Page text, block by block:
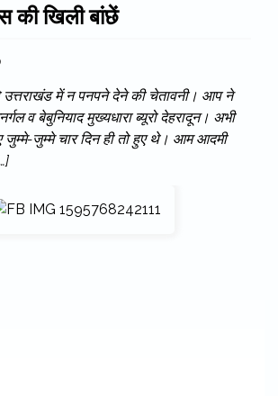
की खिली बांछें
उत्तराखंड में न पनपने देने की चेतावनी। आप ने
व बेबुनियाद मुख्यधारा ब्यूरो देहरादून। अभी
जुम्मे-जुम्मे चार दिन ही तो हुए थे। आम आदमी